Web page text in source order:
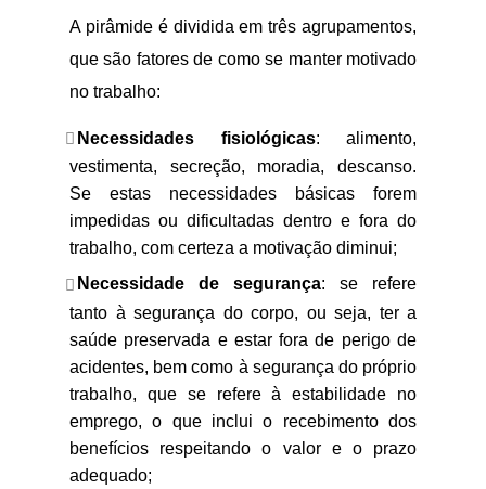
A pirâmide é dividida em três agrupamentos,
que são fatores de como se manter motivado
no trabalho:
Necessidades fisiológicas: alimento,
vestimenta, secreção, moradia, descanso.
Se estas necessidades básicas forem
impedidas ou dificultadas dentro e fora do
trabalho, com certeza a motivação diminui;
Necessidade de segurança: se refere
tanto à segurança do corpo, ou seja, ter a
saúde preservada e estar fora de perigo de
acidentes, bem como à segurança do próprio
trabalho, que se refere à estabilidade no
emprego, o que inclui o recebimento dos
benefícios respeitando o valor e o prazo
adequado;